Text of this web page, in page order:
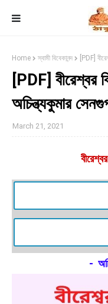
Home স্বামী বিবেকানন্দ [PDF]
[PDF] বীরেশ্বর
অচিন্ত্যকুমার
March 21, 2021
-